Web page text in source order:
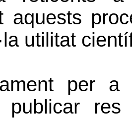
aquests
utilitat
per
publicar